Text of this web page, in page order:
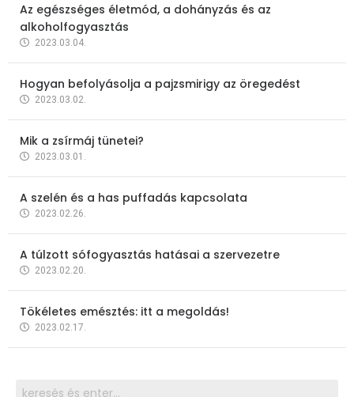
Az egészséges életmód, a dohányzás és az
alkoholfogyasztás
2023.03.04.
Hogyan befolyásolja a pajzsmirigy az öregedést
2023.03.02.
Mik a zsírmáj tünetei?
2023.03.01.
A szelén és a has puffadás kapcsolata
2023.02.26.
A túlzott sófogyasztás hatásai a szervezetre
2023.02.20.
Tökéletes emésztés: itt a megoldás!
2023.02.17.